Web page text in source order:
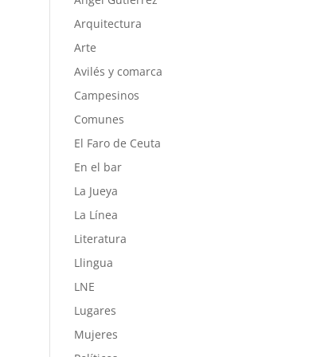
Arquitectura
Arte
Avilés y comarca
Campesinos
Comunes
El Faro de Ceuta
En el bar
La Jueya
La Línea
Literatura
Llingua
LNE
Lugares
Mujeres